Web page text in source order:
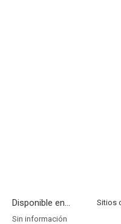
Disponible en...
Sin información